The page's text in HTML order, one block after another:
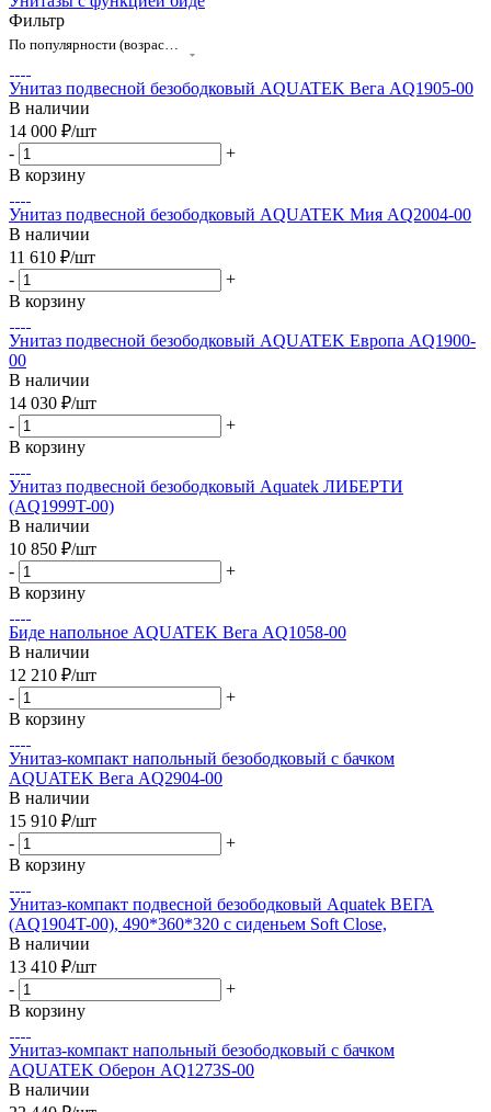
Фильтр
Унитаз подвесной безободковый AQUATEK Вега AQ1905-00
В наличии
14 000 ₽/шт
-
+
В корзину
Унитаз подвесной безободковый AQUATEK Мия AQ2004-00
В наличии
11 610 ₽/шт
-
+
В корзину
Унитаз подвесной безободковый AQUATEK Европа AQ1900-
00
В наличии
14 030 ₽/шт
-
+
В корзину
Унитаз подвесной безободковый Aquatek ЛИБЕРТИ
(AQ1999T-00)
В наличии
10 850 ₽/шт
-
+
В корзину
Биде напольное AQUATEK Вега AQ1058-00
В наличии
12 210 ₽/шт
-
+
В корзину
Унитаз-компакт напольный безободковый с бачком
AQUATEK Вега AQ2904-00
В наличии
15 910 ₽/шт
-
+
В корзину
Унитаз-компакт подвесной безободковый Aquatek ВЕГА
(AQ1904T-00), 490*360*320 с сиденьем Soft Close,
В наличии
13 410 ₽/шт
-
+
В корзину
Унитаз-компакт напольный безободковый с бачком
AQUATEK Оберон AQ1273S-00
В наличии